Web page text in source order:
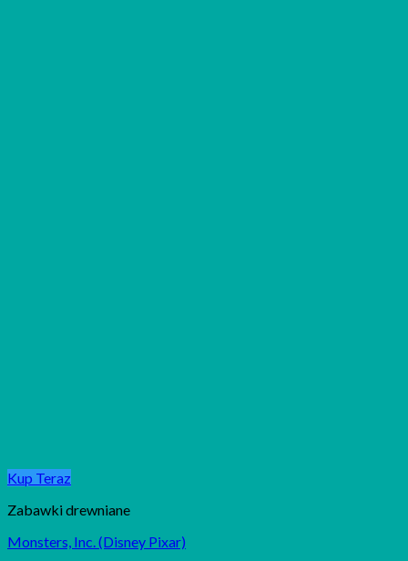
Kup Teraz
Zabawki drewniane
Monsters, Inc. (Disney Pixar)